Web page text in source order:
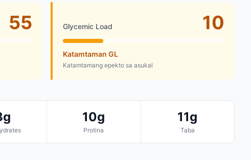
55 Glycemic Load 10
Katamtaman GL
Katamtamang epekto sa asukal
10g
Protina
11g
Taba